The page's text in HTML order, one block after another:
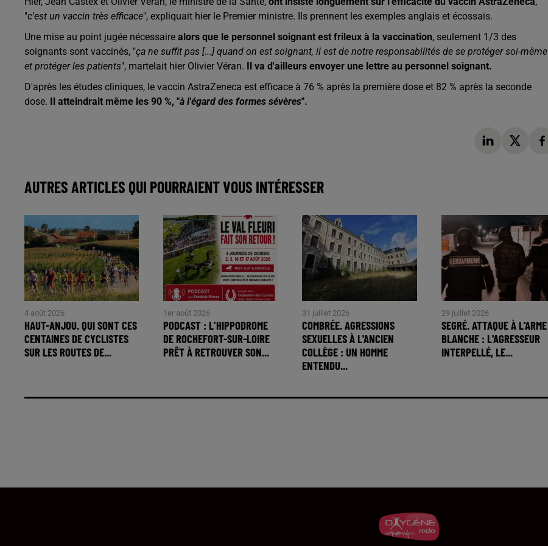
"c'est un vaccin très efficace", expliquait hier le Premier ministre. Ils prennent les exemples anglais et écossais.
Une mise au point jugée nécessaire alors que le personnel soignant est frileux à la vaccination, seulement 1/3 des
soignants sont vaccinés, "ça ne suffit pas [...] quand on est soignant, il est de notre responsabilités de se protéger soi-même
et protéger les patients", martelait hier Olivier Véran. Il va d'ailleurs envoyer une lettre au personnel soignant.
D'après les études cliniques, le vaccin AstraZeneca est efficace à 76 % après la première dose et 82 % après la seconde
dose. Il atteindrait même les 90 %, "à l'égard des formes sévères".
AUTRES ARTICLES QUI POURRAIENT VOUS INTÉRESSER
4 août 2026
HAUT-ANJOU. QUI SONT CES
CENTAINES DE CYCLISTES
SUR LES ROUTES DE...
1er août 2026
PODCAST : L’HIPPODROME
DE ROCHEFORT-SUR-LOIRE
PRÊT À RETROUVER SON...
31 juillet 2026
COMBRÉE. AGRESSIONS
SEXUELLES À L'ANCIEN
COLLÈGE : UN HOMME
ENTENDU...
29 juillet 2026
SEGRÉ. ATTAQUE À L'ARME
BLANCHE : L'AGRESSEUR
INTERPELLÉ, LE...